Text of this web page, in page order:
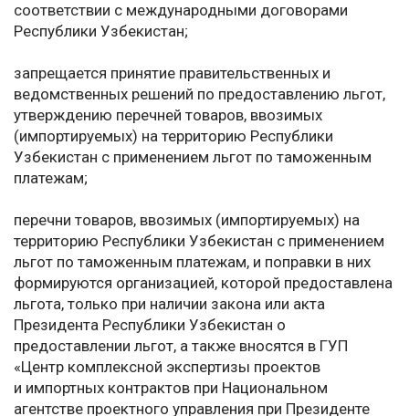
соответствии с международными договорами
Республики Узбекистан;
запрещается принятие правительственных и
ведомственных решений по предоставлению льгот,
утверждению перечней товаров, ввозимых
(импортируемых) на территорию Республики
Узбекистан с применением льгот по таможенным
платежам;
перечни товаров, ввозимых (импортируемых) на
территорию Республики Узбекистан с применением
льгот по таможенным платежам, и поправки в них
формируются организацией, которой предоставлена
льгота, только при наличии закона или акта
Президента Республики Узбекистан о
предоставлении льгот, а также вносятся в ГУП
«Центр комплексной экспертизы проектов
и импортных контрактов при Национальном
агентстве проектного управления при Президенте